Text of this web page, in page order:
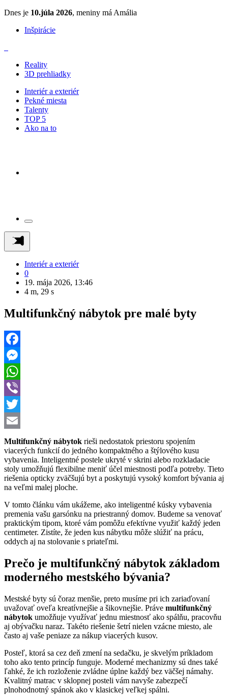
Dnes je 10.júla 2026, meniny má Amália
Inšpirácie
Reality
3D prehliadky
Interiér a exteriér
Pekné miesta
Talenty
TOP 5
Ako na to
Interiér a exteriér
0
19. mája 2026, 13:46
4 m, 29 s
Multifunkčný nábytok pre malé byty
Facebook
Messenger
WhatsApp
Viber
Twitter
Email
Multifunkčný nábytok rieši nedostatok priestoru spojením
viacerých funkcií do jedného kompaktného a štýlového kusu
vybavenia. Inteligentné postele ukryté v skrini alebo rozkladacie
stoly umožňujú flexibilne meniť účel miestnosti podľa potreby. Tieto
riešenia opticky zväčšujú byt a poskytujú vysoký komfort bývania aj
na veľmi malej ploche.
V tomto článku vám ukážeme, ako inteligentné kúsky vybavenia
premenia vašu garsónku na priestranný domov. Budeme sa venovať
praktickým tipom, ktoré vám pomôžu efektívne využiť každý jeden
centimeter. Zistíte, že jeden kus nábytku môže slúžiť na prácu,
oddych aj na stolovanie s priateľmi.
Prečo je multifunkčný nábytok základom
moderného mestského bývania?
Mestské byty sú čoraz menšie, preto musíme pri ich zariaďovaní
uvažovať oveľa kreatívnejšie a šikovnejšie. Práve multifunkčný
nábytok umožňuje využívať jednu miestnosť ako spálňu, pracovňu
aj obývačku naraz. Takéto riešenie šetrí nielen vzácne miesto, ale
často aj vaše peniaze za nákup viacerých kusov.
Posteľ, ktorá sa cez deň zmení na sedačku, je skvelým príkladom
toho ako tento princíp funguje. Moderné mechanizmy sú dnes také
ľahké, že ich rozloženie zvládne úplne každý bez väčšej námahy.
Kvalitný matrac v sklopnej posteli vám navyše zabezpečí
plnohodnotný spánok ako v klasickej veľkej spálni.